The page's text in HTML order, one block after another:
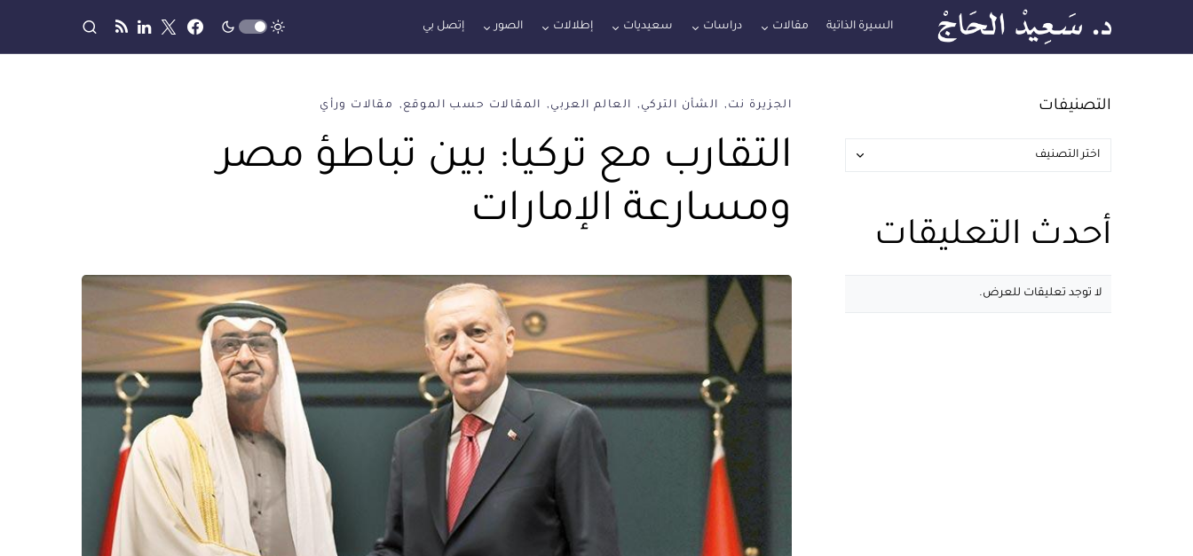
السيرة الذاتية مقالات دراسات سعيديات إطلالات الصور إتصل بي
الجزيرة نت الشأن التركي العالم العربي المقالات حسب الموقع مقالات ورأي
التقارب مع تركيا: بين تباطؤ مصر
ومسارعة الإمارات
التصنيفات
أحدث التعليقات
لا توجد تعليقات للعرض.